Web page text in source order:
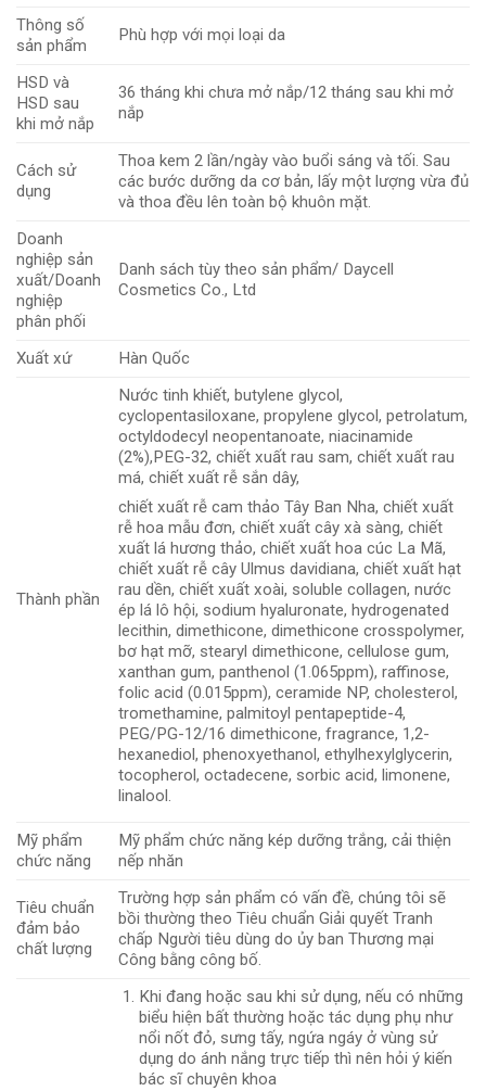
Thông số
sản phẩm
Phù hợp với mọi loại da
HSD và
HSD sau
khi mở nắp
36 tháng khi chưa mở nắp/12 tháng sau khi mở
nắp
Cách sử
dụng
Thoa kem 2 lần/ngày vào buổi sáng và tối. Sau
các bước dưỡng da cơ bản, lấy một lượng vừa đủ
và thoa đều lên toàn bộ khuôn mặt.
Doanh
nghiệp sản
xuất/Doanh
nghiệp
phân phối
Danh sách tùy theo sản phẩm/ Daycell
Cosmetics Co., Ltd
Xuất xứ Hàn Quốc
Thành phần
Nước tinh khiết, butylene glycol,
cyclopentasiloxane, propylene glycol, petrolatum,
octyldodecyl neopentanoate, niacinamide
(2%),PEG-32, chiết xuất rau sam, chiết xuất rau
má, chiết xuất rễ sắn dây,
chiết xuất rễ cam thảo Tây Ban Nha, chiết xuất
rễ hoa mẫu đơn, chiết xuất cây xà sàng, chiết
xuất lá hương thảo, chiết xuất hoa cúc La Mã,
chiết xuất rễ cây Ulmus davidiana, chiết xuất hạt
rau dền, chiết xuất xoài, soluble collagen, nước
ép lá lô hội, sodium hyaluronate, hydrogenated
lecithin, dimethicone, dimethicone crosspolymer,
bơ hạt mỡ, stearyl dimethicone, cellulose gum,
xanthan gum, panthenol (1.065ppm), raffinose,
folic acid (0.015ppm), ceramide NP, cholesterol,
tromethamine, palmitoyl pentapeptide-4,
PEG/PG-12/16 dimethicone, fragrance, 1,2-
hexanediol, phenoxyethanol, ethylhexylglycerin,
tocopherol, octadecene, sorbic acid, limonene,
linalool.
Mỹ phẩm
chức năng
Mỹ phẩm chức năng kép dưỡng trắng, cải thiện
nếp nhăn
Tiêu chuẩn
đảm bảo
chất lượng
Trường hợp sản phẩm có vấn đề, chúng tôi sẽ
bồi thường theo Tiêu chuẩn Giải quyết Tranh
chấp Người tiêu dùng do ủy ban Thương mại
Công bằng công bố.
Khi đang hoặc sau khi sử dụng, nếu có những
biểu hiện bất thường hoặc tác dụng phụ như
nổi nốt đỏ, sưng tấy, ngứa ngáy ở vùng sử
dụng do ánh nắng trực tiếp thì nên hỏi ý kiến ​​
bác sĩ chuyên khoa